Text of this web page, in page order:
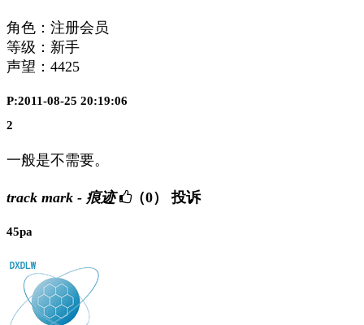
角色：注册会员
等级：新手
声望： 4425
P:2011-08-25 20:19:06
2
一般是不需要。
track mark - 痕迹 （0） 投诉
45pa